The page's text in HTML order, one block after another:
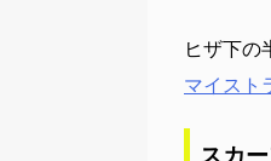
ヒザ下の
マイスト
スカ